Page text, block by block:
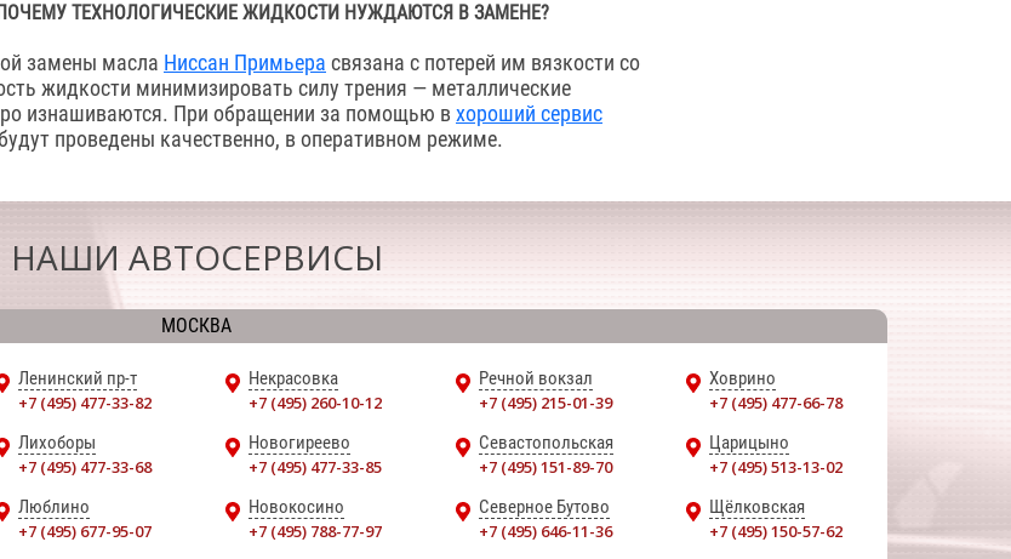
ТЕХНОЛОГИЧЕСКИЕ ЖИДКОСТИ НУЖДАЮТСЯ В ЗАМЕНЕ?
замены масла Ниссан Примьера связана с потерей им вязкости со
жидкости минимизировать силу трения — металлические
изнашиваются. При обращении за помощью в хороший сервис
проведены качественно, в оперативном режиме.
НАШИ АВТОСЕРВИСЫ
МОСКВА
Ленинский пр-т
+7 (495) 477-33-82
Некрасовка
+7 (495) 260-10-12
Речной вокзал
+7 (495) 215-01-39
Ховрино
+7 (495) 477-66-78
Лихоборы
+7 (495) 477-33-68
Новогиреево
+7 (495) 477-33-85
Севастопольская
+7 (495) 151-89-70
Царицыно
+7 (495) 513-13-02
Люблино
+7 (495) 677-95-07
Новокосино
+7 (495) 788-77-97
Северное Бутово
+7 (495) 646-11-36
Щёлковская
+7 (495) 150-57-62